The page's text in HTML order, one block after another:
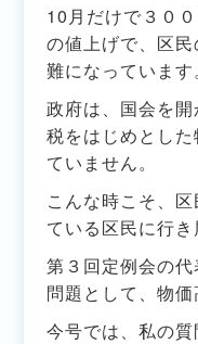
10月だけで３０
の値上げで、区
難になっています
政府は、国会を
税をはじめとし
ていません。
こんな時こそ、
ている区民に行き
第３回定例会の
問題として、物価
今号では、私の